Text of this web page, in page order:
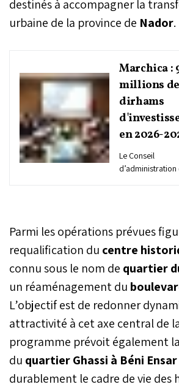
destinés à accompagner la
urbaine de la province de Nador.
Marchica :
millions de
dirhams
en 2026-
Le Conseil
d’administration
de 900 millions
dirhams pour la
financement vise
lancement d’un
sur les
connectivité et
structurants,
continuité du
Marchica
Parmi les opérations prévues
requalification du centre
connu sous le nom de quartier
un réaménagement du
L’objectif est de redonner
attractivité à cet axe central de
programme prévoit également
du quartier Ghassi à Béni Ensar
durablement le cadre de vie des